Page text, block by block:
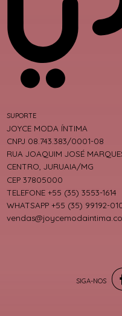
SUPORTE
JOYCE MODA ÍNTIMA
CNPJ 08.743.383/0001-08
RUA JOAQUIM JOSÉ
CENTRO, JURUAIA/MG
CEP 37805000
TELEFONE +55 (35) 3553-1614
WHATSAPP +55 (35) 99192-